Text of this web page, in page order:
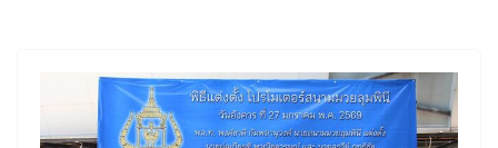
ต่อพลังความห่วงใยสู่ผู้สูงอายุและกลุ่มเปราะบางที่ประสบ
ภัยทั่วทุกพื้นที่